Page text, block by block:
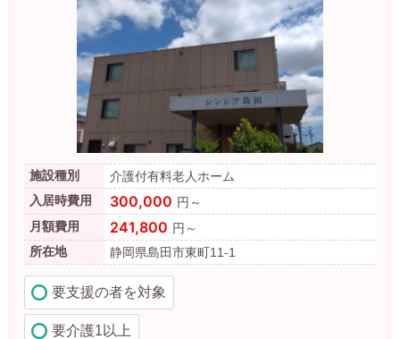
施設種別
介護付有料老人ホーム
入居時費用
300,000 円～
月額費用
241,800 円～
所在地
静岡県島田市東町11-1
要支援の者を対象
要介護1以上